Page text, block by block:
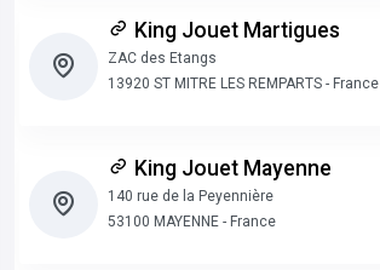
King Jouet Martigues
ZAC des Etangs
13920 ST MITRE LES REMPARTS - France
King Jouet Mayenne
140 rue de la Peyennière
53100 MAYENNE - France